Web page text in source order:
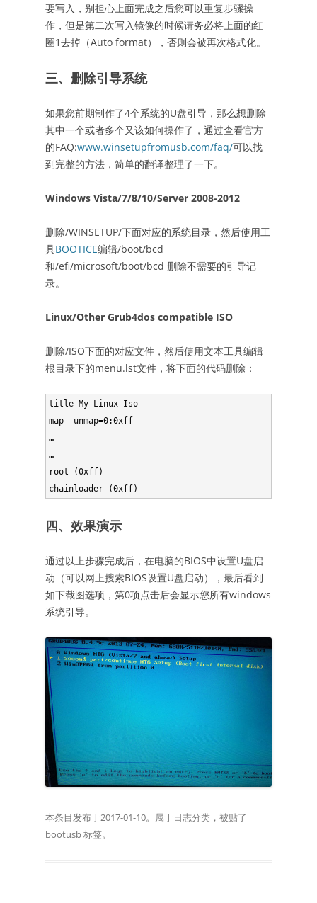
要写入，别担心上面完成之后您可以重复步骤操
作，但是第二次写入镜像的时候请务必将上面的红
圈1去掉（Auto format），否则会被再次格式化。
三、删除引导系统
如果您前期制作了4个系统的U盘引导，那么想删除
其中一个或者多个又该如何操作了，通过查看官方
的FAQ:www.winsetupfromusb.com/faq/可以找
到完整的方法，简单的翻译整理了一下。
Windows Vista/7/8/10/Server 2008-2012
删除/WINSETUP/下面对应的系统目录，然后使用工
具BOOTICE编辑/boot/bcd
和/efi/microsoft/boot/bcd 删除不需要的引导记
录。
Linux/Other Grub4dos compatible ISO
删除/ISO下面的对应文件，然后使用文本工具编辑
根目录下的menu.lst文件，将下面的代码删除：
title My Linux Iso
map –unmap=0:0xff
…
…
root (0xff)
四、效果演示
通过以上步骤完成后，在电脑的BIOS中设置U盘启
动（可以网上搜索BIOS设置U盘启动），最后看到
如下截图选项，第0项点击后会显示您所有windows
系统引导。
本条目发布于2017-01-10。属于日志分类，被贴了
bootusb标签。